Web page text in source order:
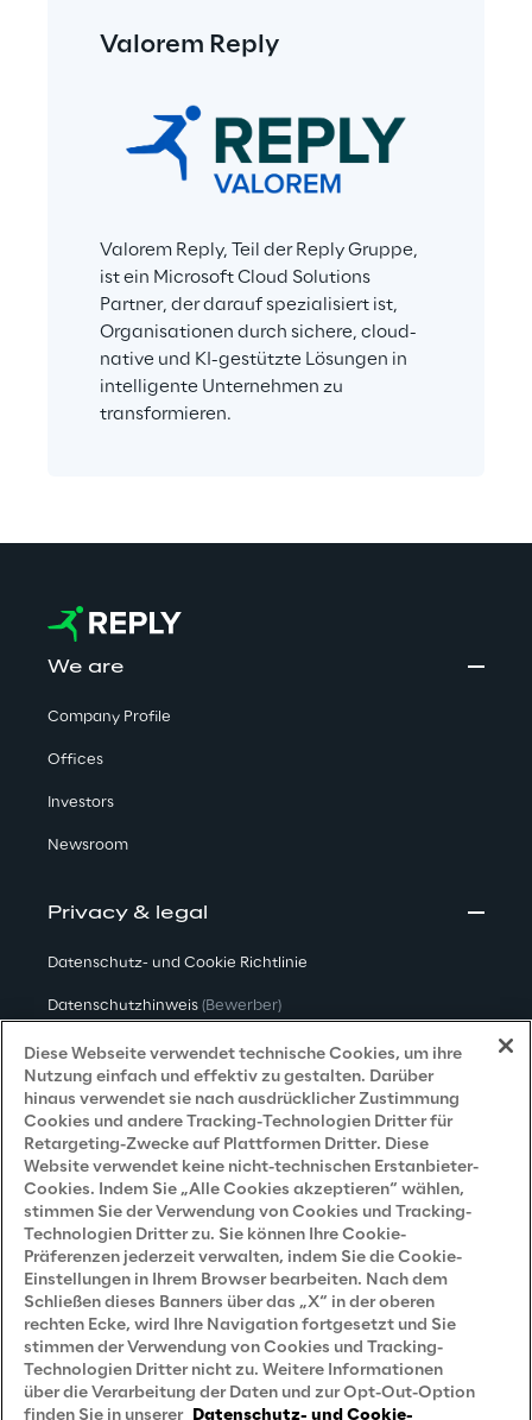
Valorem Reply
Valorem Reply, Teil der Reply Gruppe,
ist ein Microsoft Cloud Solutions
Partner, der darauf spezialisiert ist,
Organisationen durch sichere, cloud-
native und KI-gestützte Lösungen in
intelligente Unternehmen zu
transformieren.
We are
Company Profile
Offices
Investors
Newsroom
Privacy & legal
Datenschutz- und Cookie Richtlinie
Datenschutzhinweis (Bewerber)
Datenschutzhinweis(Kunden)
Datenschutzhinweis (Dienstleister)
(Marketing)
Grundsatzerklärung - LKSG(Deutschland)
Accessibility Statement
Careers
Contacts
Diese Webseite verwendet technische Cookies, um ihre
Nutzung einfach und effektiv zu gestalten. Darüber
hinaus verwendet sie nach ausdrücklicher Zustimmung
Cookies und andere Tracking-Technologien Dritter für
Retargeting-Zwecke auf Plattformen Dritter. Diese
Website verwendet keine nicht-technischen Erstanbieter-
Cookies. Indem Sie „Alle Cookies akzeptieren“ wählen,
stimmen Sie der Verwendung von Cookies und Tracking-
Technologien Dritter zu. Sie können Ihre Cookie-
Präferenzen jederzeit verwalten, indem Sie die Cookie-
Einstellungen in Ihrem Browser bearbeiten. Nach dem
Schließen dieses Banners über das „X“ in der oberen
rechten Ecke, wird Ihre Navigation fortgesetzt und Sie
stimmen der Verwendung von Cookies und Tracking-
Technologien Dritter nicht zu. Weitere Informationen
über die Verarbeitung der Daten und zur Opt-Out-Option
finden Sie in unserer
Datenschutz- und Cookie-